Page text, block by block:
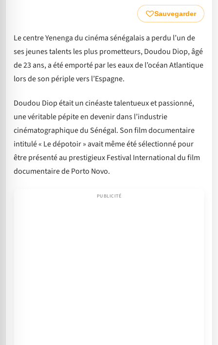
Sauvegarder
Le centre Yenenga du cinéma sénégalais a perdu l’un de
ses jeunes talents les plus prometteurs, Doudou Diop, âgé
de 23 ans, a été emporté par les eaux de l’océan Atlantique
lors de son périple vers l’Espagne.
Doudou Diop était un cinéaste talentueux et passionné,
une véritable pépite en devenir dans l’industrie
cinématographique du Sénégal. Son film documentaire
intitulé « Le dépotoir » avait même été sélectionné pour
être présenté au prestigieux Festival International du film
documentaire de Porto Novo.